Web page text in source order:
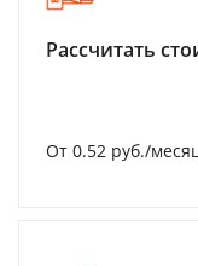
Рассчитать
От 0.52 руб./